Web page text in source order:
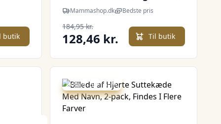
butik
m. Suttesnor - Moomins -
Ivory/Sage
Mammashop.dk Bedste pris
184,95 kr.
128,46 kr. Til butik
Udsalg - spar 50 %